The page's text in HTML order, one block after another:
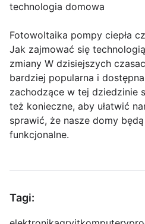
technologia domowa
Fotowoltaika pompy ciepła
Jak zajmować się
zmiany W dzisiejszych
bardziej popularna i
zachodzące w tej dziedzinie
też konieczne, aby ułatwić
sprawić, że nasze domy
funkcjonalne.
Tagi: